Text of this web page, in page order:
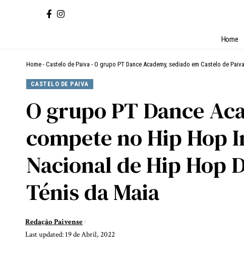
Home
Home - Castelo de Paiva - O grupo PT Dance Academy, sediado em Castelo de
CASTELO DE PAIVA
O grupo PT Dance
compete no Hip Hop
Nacional de Hip Hop
Ténis da Maia
Last updated: 19 de Abril, 2022
Redação Paivense